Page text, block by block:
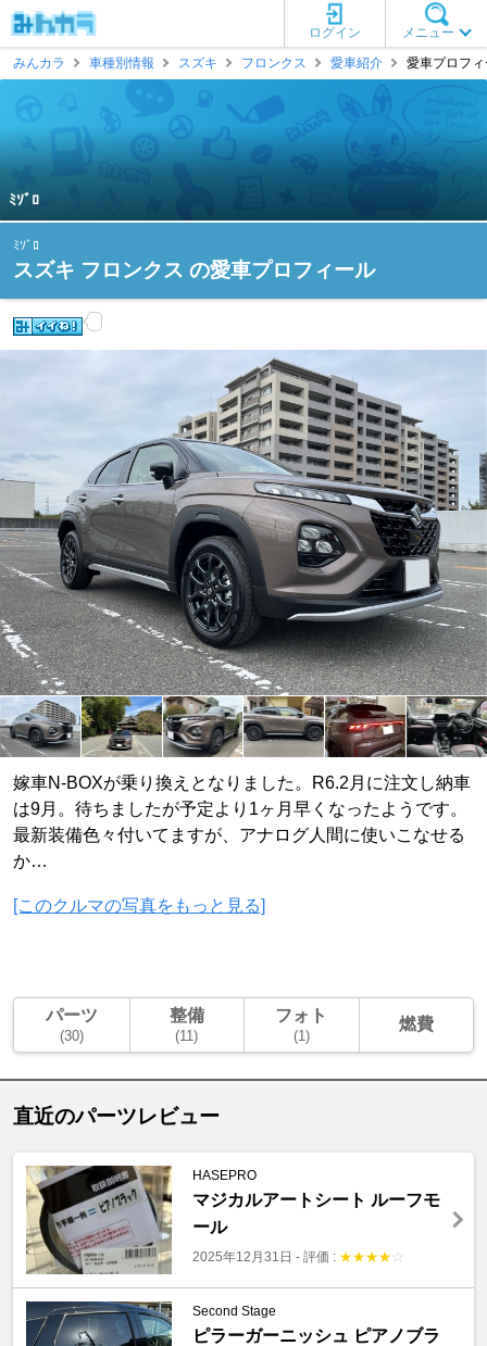
メニュー
ログイン
みんカラ
車種別情報 スズキ フロンクス 愛車紹介 愛車プロフィ
ﾐｿﾞﾛ
ﾐｿﾞﾛ
スズキ フロンクス の愛車プロフィール
嫁車N-BOXが乗り換えとなりました。R6.2月に注文し納車
は9月。待ちましたが予定より1ヶ月早くなったようです。
最新装備色々付いてますが、アナログ人間に使いこなせる
か…
[このクルマの写真をもっと見る]
パーツ
(30)
整備
(11)
フォト
(1)
燃費
直近のパーツレビュー
HASEPRO
マジカルアートシート ルーフモ
ール
2025年12月31日 - 評価 : ★★★★ ☆
Second Stage
ピラーガーニッシュ ピアノブラ